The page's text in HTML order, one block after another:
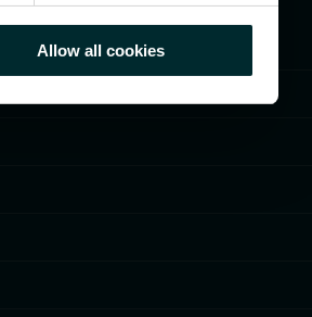
Allow all cookies